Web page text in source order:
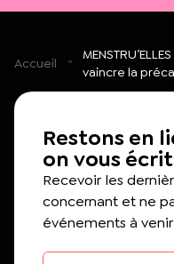
Accueil
vaincre la
Restons en
on vous écrit
Recevoir les
concernant et ne
événements à